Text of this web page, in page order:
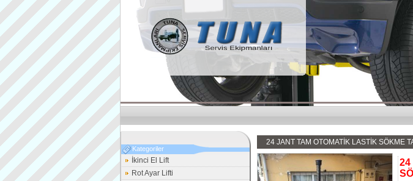
Kategoriler
İkinci El Lift
Rot Ayar Lifti
24 JANT TAM OTOMATİK LASTİK SÖKME